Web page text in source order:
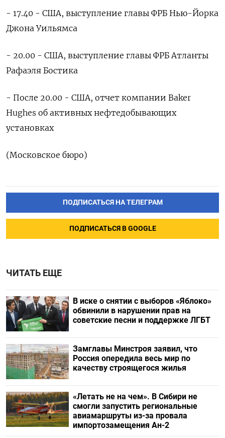
- 17.40 - США, выступление главы ФРБ Нью-Йорка
Джона Уильямса
- 20.00 - США, выступление главы ФРБ Атланты
Рафаэля Бостика
- После 20.00 - США, отчет компании Baker
Hughes об активных нефтедобывающих
установках
(Московское бюро)
ПОДПИСАТЬСЯ НА ТЕЛЕГРАМ
ПОДПИСАТЬСЯ В GOOGLE
ЧИТАТЬ ЕЩЕ
В иске о снятии с выборов «Яблоко»
обвинили в нарушении прав на
советские песни и поддержке ЛГБТ
Замглавы Минстроя заявил, что
Россия опередила весь мир по
качеству строящегося жилья
«Летать не на чем». В Сибири не
смогли запустить региональные
авиамаршруты из-за провала
импортозамещения Ан-2